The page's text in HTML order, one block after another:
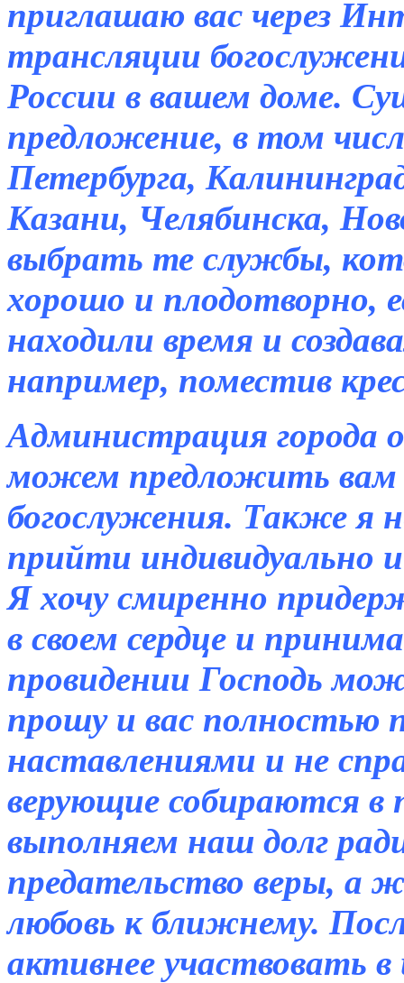
приглашаю вас через
трансляции
России в вашем доме.
предложение, в том
Петербурга,
Казани, Челябинска,
выбрать те службы,
хорошо и плодотворно,
находили время и
например, поместив
Администрация города
можем предложить вам
богослужения. Также я
прийти индивидуально
Я хочу смиренно
в своем сердце и
провидении Господь
прошу и вас полностью
наставлениями и не
верующие собираются в
выполняем наш долг
предательство веры, а
любовь к ближнему.
активнее участвовать